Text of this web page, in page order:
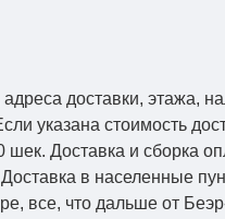
доставки, этажа,
указана стоимость
Доставка и сборка
в населенные
все, что дальше от